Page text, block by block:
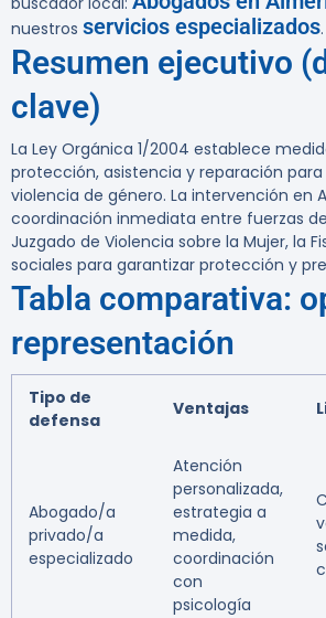
nuestros servicios especializados.
Resumen ejecutivo
clave)
La Ley Orgánica 1/2004 establece
protección, asistencia y reparación
violencia de género. La intervención en
coordinación inmediata entre fuerzas
Juzgado de Violencia sobre la Mujer, la
sociales para garantizar protección y
Tabla comparativa:
representación
Tipo de
defensa
Ventajas
Abogado/a
privado/a
especializado
Atención
personalizada,
estrategia a
medida,
coordinación
con
psicología